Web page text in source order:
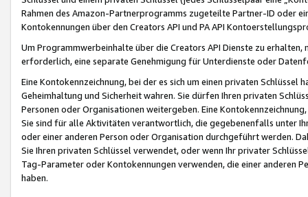
Rahmen des Amazon-Partnerprogramms zugeteilte Partner-ID oder
Kontokennungen über den Creators API und PA API
Um Programmwerbeinhalte über die Creators API Dienste zu
erforderlich, eine separate Genehmigung für Unterdienste oder
Eine Kontokennzeichnung, bei der es sich um einen privaten
Geheimhaltung und Sicherheit wahren. Sie dürfen Ihren privaten
Personen oder Organisationen weitergeben. Eine
Sie sind für alle Aktivitäten verantwortlich, die gegebenenfalls unter
oder einer anderen Person oder Organisation durchgeführt werden.
Sie Ihren privaten Schlüssel verwendet, oder wenn Ihr privater
Tag-Parameter oder Kontokennungen verwenden, die einer anderen
haben.